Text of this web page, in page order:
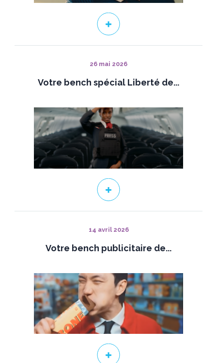
26 mai 2026
Votre bench spécial Liberté de...
14 avril 2026
Votre bench publicitaire de...